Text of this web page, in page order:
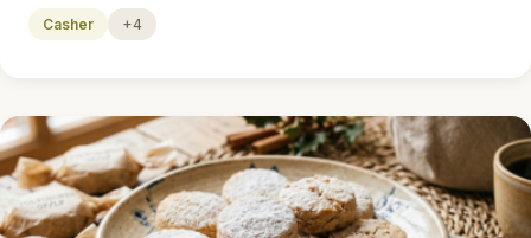
Casher +4